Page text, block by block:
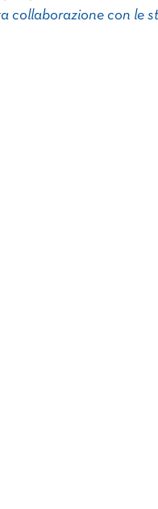
collaborazione con le